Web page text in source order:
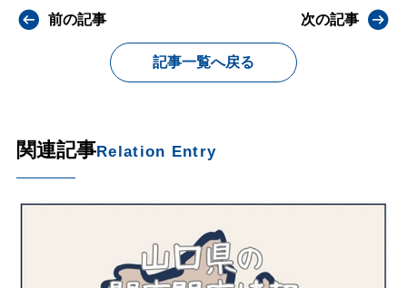
前の記事
記事一覧へ戻る
次の記事
関連記事Relation Entry